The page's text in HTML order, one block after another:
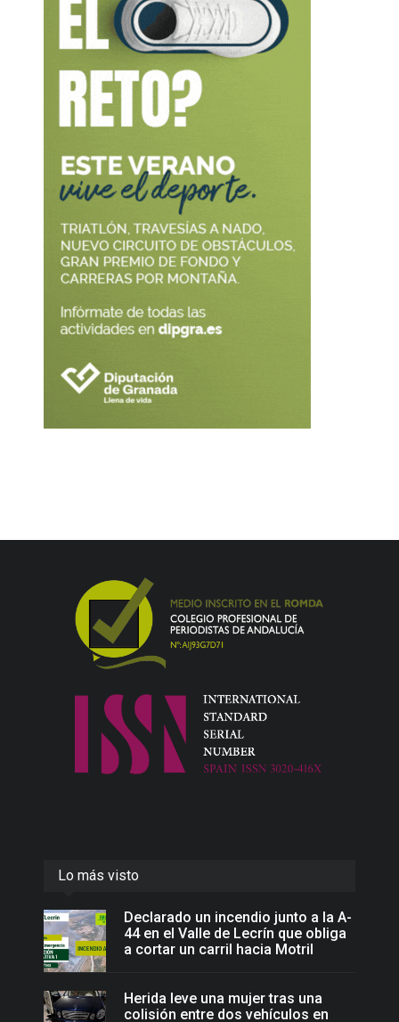
Lo más visto
Declarado un incendio junto a la A-
44 en el Valle de Lecrín que obliga
a cortar un carril hacia Motril
Herida leve una mujer tras una
colisión entre dos vehículos en